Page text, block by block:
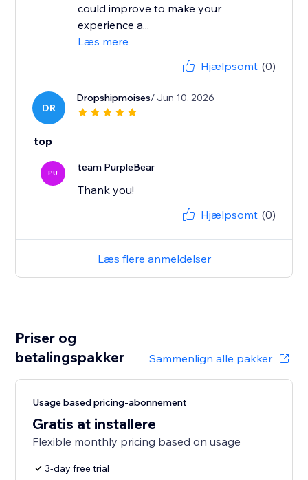
could improve to make your
experience a...
Læs mere
Hjælpsomt (0)
DR
Dropshipmoises/ Jun 10, 2026
top
PU team PurpleBear
Thank you!
Hjælpsomt (0)
Læs flere anmeldelser
Priser og
betalingspakker
Sammenlign alle pakker
Usage based pricing-abonnement
Gratis at installere
Flexible monthly pricing based on usage
3-day free trial